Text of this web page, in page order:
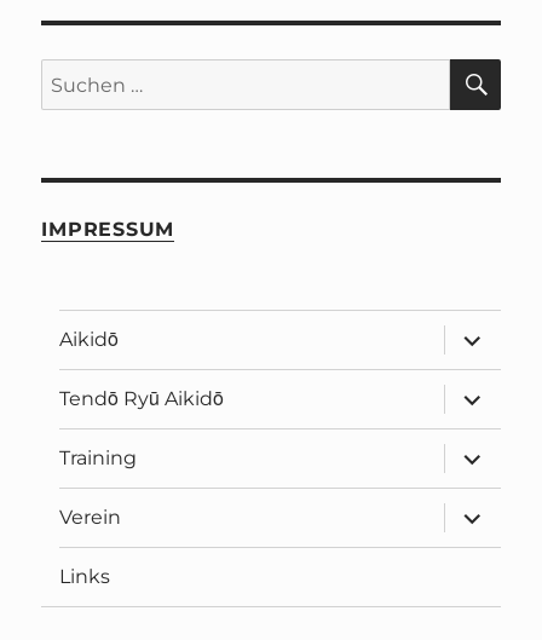
Suchen
nach:
IMPRESSUM
Aikidō
öffnen
Tendō Ryū Aikidō
öffnen
Training
öffnen
Verein
öffnen
Links